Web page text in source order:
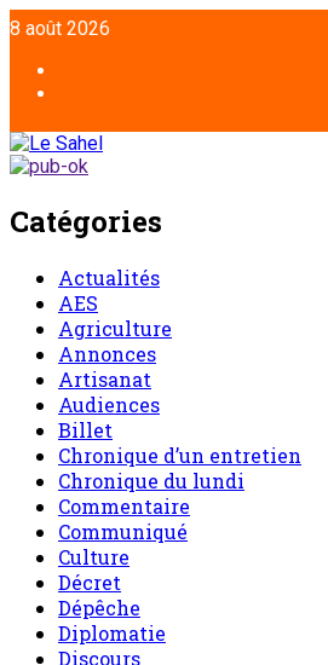
Aller
au
contenu
8 août 2026
Catégories
Actualités
AES
Agriculture
Annonces
Artisanat
Audiences
Billet
Chronique d’un entretien
Chronique du lundi
Commentaire
Communiqué
Culture
Décret
Dépêche
Diplomatie
Discours